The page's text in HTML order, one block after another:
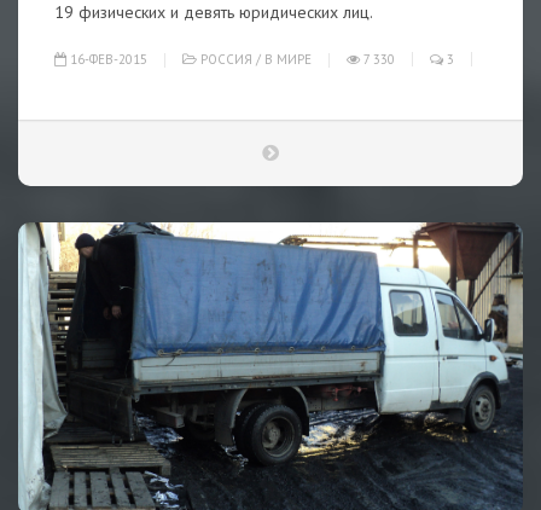
19 физических и девять юридических лиц.
16-ФЕВ-2015 РОССИЯ / В МИРЕ 7 330 3